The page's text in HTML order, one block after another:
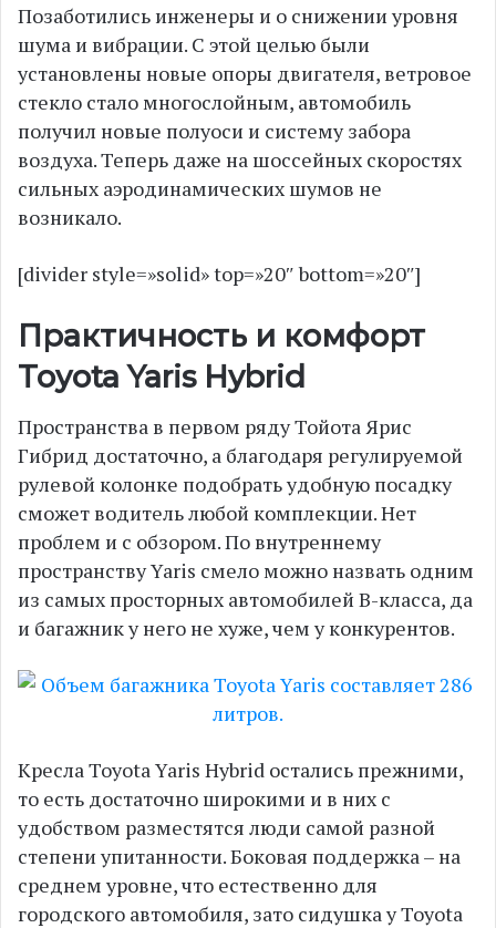
Позаботились инженеры и о снижении уровня
шума и вибрации. С этой целью были
установлены новые опоры двигателя, ветровое
стекло стало многослойным, автомобиль
получил новые полуоси и систему забора
воздуха. Теперь даже на шоссейных скоростях
сильных аэродинамических шумов не
возникало.
[divider style=»solid» top=»20″ bottom=»20″]
Практичность и комфорт
Toyota Yaris Hybrid
Пространства в первом ряду Тойота Ярис
Гибрид достаточно, а благодаря регулируемой
рулевой колонке подобрать удобную посадку
сможет водитель любой комплекции. Нет
проблем и с обзором. По внутреннему
пространству Yaris смело можно назвать одним
из самых просторных автомобилей В-класса, да
и багажник у него не хуже, чем у конкурентов.
Кресла Toyota Yaris Hybrid остались прежними,
то есть достаточно широкими и в них с
удобством разместятся люди самой разной
степени упитанности. Боковая поддержка – на
среднем уровне, что естественно для
городского автомобиля, зато сидушка у Toyota